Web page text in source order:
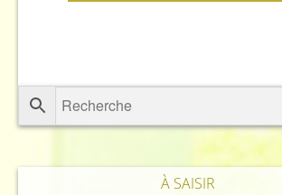
À SAISIR